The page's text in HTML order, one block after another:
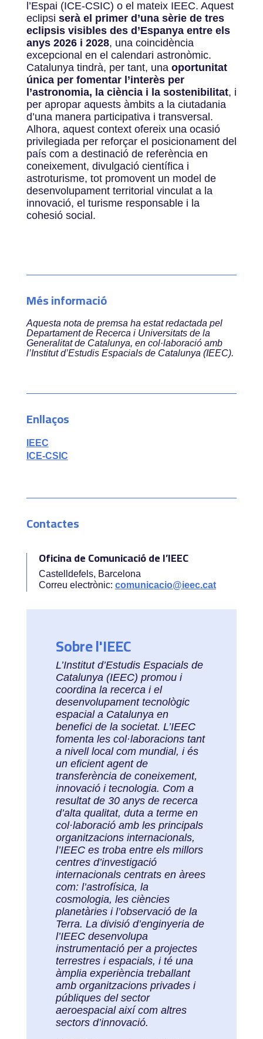
l’Espai (ICE-CSIC) o el mateix IEEC. Aquest
eclipsi serà el primer d’una sèrie de tres
eclipsis visibles des d’Espanya entre els
anys 2026 i 2028, una coincidència
excepcional en el calendari astronòmic.
Catalunya tindrà, per tant, una oportunitat
única per fomentar l’interès per
l’astronomia, la ciència i la sostenibilitat, i
per apropar aquests àmbits a la ciutadania
d’una manera participativa i transversal.
Alhora, aquest context ofereix una ocasió
privilegiada per reforçar el posicionament del
país com a destinació de referència en
coneixement, divulgació científica i
astroturisme, tot promovent un model de
desenvolupament territorial vinculat a la
innovació, el turisme responsable i la
cohesió social.
Més informació
Aquesta nota de premsa ha estat redactada pel
Departament de Recerca i Universitats de la
Generalitat de Catalunya, en col·laboració amb
l’Institut d’Estudis Espacials de Catalunya (IEEC).
Enllaços
IEEC
ICE-CSIC
Contactes
Oficina de Comunicació de l’IEEC
Castelldefels, Barcelona
Correu electrònic: comunicacio@ieec.cat
Sobre l'IEEC
L’Institut d’Estudis Espacials de
Catalunya (IEEC) promou i
coordina la recerca i el
desenvolupament tecnològic
espacial a Catalunya en
benefici de la societat. L’IEEC
fomenta les col·laboracions tant
a nivell local com mundial, i és
un eficient agent de
transferència de coneixement,
innovació i tecnologia. Com a
resultat de 30 anys de recerca
d’alta qualitat, duta a terme en
col·laboració amb les principals
organitzacions internacionals,
l’IEEC es troba entre els millors
centres d’investigació
internacionals centrats en àrees
com: l’astrofísica, la
cosmologia, les ciències
planetàries i l’observació de la
Terra. La divisió d’enginyeria de
l’IEEC desenvolupa
instrumentació per a projectes
terrestres i espacials, i té una
àmplia experiència treballant
amb organitzacions privades i
públiques del sector
aeroespacial així com altres
sectors d’innovació.